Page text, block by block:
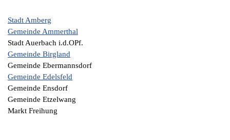
Stadt Amberg
Gemeinde Ammerthal
Stadt Auerbach i.d.OPf.
Gemeinde Birgland
Gemeinde Ebermannsdorf
Gemeinde Edelsfeld
Gemeinde Ensdorf
Gemeinde Etzelwang
Markt Freihung